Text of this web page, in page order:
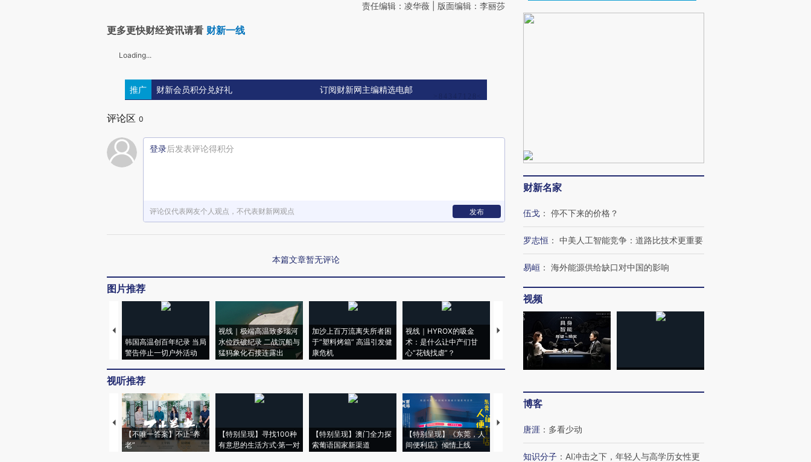
责任编辑：凌华薇 | 版面编辑：李丽莎
更多更快财经资讯请看 财新一线
Loading...
推广 财新会员积分兑好礼 订阅财新网主编精选电邮
评论区 0
登录后发表评论得积分
评论仅代表网友个人观点，不代表财新网观点 发布
本篇文章暂无评论
图片推荐
韩国高温创百年纪录 当局
警告停止一切户外活动
视线｜极端高温致多瑙河
水位跌破纪录 二战沉船与
猛犸象化石接连露出
加沙上百万流离失所者困
于“塑料烤箱” 高温引发健
康危机
视线｜HYROX的吸金
术：是什么让中产们甘
心“花钱找虐”？
马航飞行员跨国走私7万
粒摇头丸 尿检体内含3种
视线｜被称为“蟑螂”的印
度Z世代 用街头抗争将教
育部长拱下台
视听推荐
【不唯一答案】不止“养
老”
【特别呈现】寻找100种
有意思的生活方式·第一对
【特别呈现】澳门全力探
索葡语国家新渠道
【特别呈现】《东莞，人
间便利店》倾情上线
【推广】走进第四届链博
会，让数智科技“链”接产
有意思的生活方式·第三对
住三大增长引擎是什么？
财新名家
伍戈 ： 停不下来的价格？
罗志恒 ： 中美人工智能竞争：道路比技术更重要
易峘 ： 海外能源供给缺口对中国的影响
视频
博客
唐涯 ： 多看少动
知识分子 ： AI冲击之下，年轻人与高学历女性更